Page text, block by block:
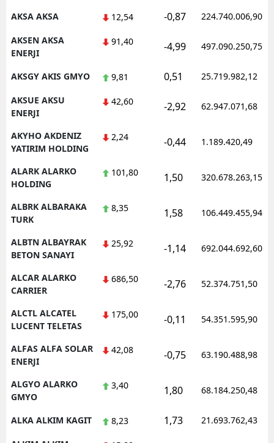
AKSA AKSA 12,54 -0,87 224.740.006,90
AKSEN AKSA
ENERJI
91,40 -4,99 497.090.250,75
AKSGY AKIS GMYO 9,81 0,51 25.719.982,12
AKSUE AKSU
ENERJI
42,60 -2,92 62.947.071,68
AKYHO AKDENIZ
YATIRIM HOLDING
2,24 -0,44 1.189.420,49
ALARK ALARKO
HOLDING
101,80 1,50 320.678.263,15
ALBRK ALBARAKA
TURK
8,35 1,58 106.449.455,94
ALBTN ALBAYRAK
BETON SANAYI
25,92 -1,14 692.044.692,60
ALCAR ALARKO
CARRIER
686,50 -2,76 52.374.751,50
ALCTL ALCATEL
LUCENT TELETAS
175,00 -0,11 54.351.595,90
ALFAS ALFA SOLAR
ENERJI
42,08 -0,75 63.190.488,98
ALGYO ALARKO
GMYO
3,40 1,80 68.184.250,48
ALKA ALKIM KAGIT 8,23 1,73 21.693.762,43